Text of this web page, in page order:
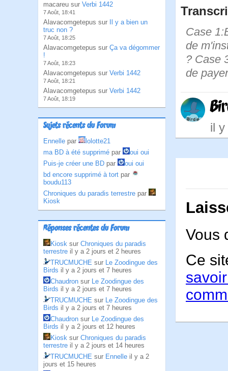
macareu sur Verbi 1442
7 Août, 18:41
Alavacomgetepus sur
Il y a bien un
truc non ?
7 Août, 18:25
Alavacomgetepus sur Ça va dégommer
!
7 Août, 18:23
Alavacomgetepus sur Verbi 1442
7 Août, 18:21
Alavacomgetepus sur Verbi 1442
7 Août, 18:19
Sujets récents du Forum
Ennelle par
lolotte21
ma BD à été supprimé par
oui oui
Puis-je créer une BD par
oui oui
bd encore supprimé à tort par
boudu113
Chroniques du paradis terrestre par
Kiosk
Réponses récentes du Forum
Kiosk sur Chroniques du paradis
terrestre il y a 2 jours et 2 heures
TRUCMUCHE sur Le Zoodingue des
Birds il y a 2 jours et 7 heures
Chaudron sur Le Zoodingue des
Birds il y a 2 jours et 7 heures
TRUCMUCHE sur Le Zoodingue des
Birds il y a 2 jours et 7 heures
Chaudron sur Le Zoodingue des
Birds il y a 2 jours et 12 heures
Kiosk sur Chroniques du paradis
terrestre il y a 2 jours et 14 heures
TRUCMUCHE sur Ennelle il y a 2
jours et 15 heures
Case
de
? Case
de
il y
Vous
Ce